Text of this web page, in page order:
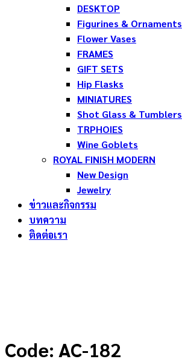
DESKTOP
Figurines & Ornaments
Flower Vases
FRAMES
GIFT SETS
Hip Flasks
MINIATURES
Shot Glass & Tumblers
TRPHOIES
Wine Goblets
ROYAL FINISH MODERN
New Design
Jewelry
ข่าวและกิจกรรม
บทความ
ติดต่อเรา
Code: AC-182